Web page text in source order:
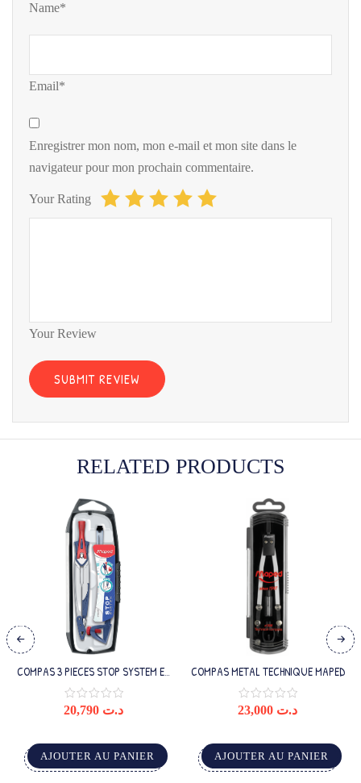
Name*
Email*
Enregistrer mon nom, mon e-mail et mon site dans le
navigateur pour mon prochain commentaire.
Your Rating
Your Review
RELATED PRODUCTS
COMPAS 3 PIECES STOP SYSTEM EN
BOITE
د.ت
AJOUTER AU PANIER
COMPAS METAL TECHNIQUE MAPED
د.ت
AJOUTER AU PANIER